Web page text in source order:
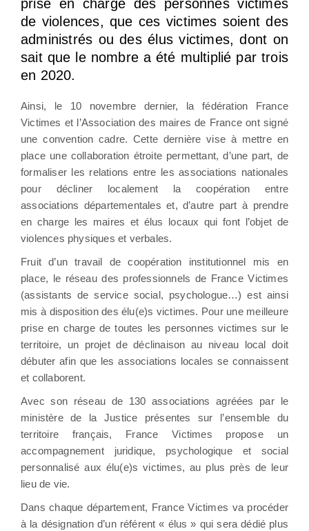
prise en charge des personnes victimes
de violences, que ces victimes soient des
administrés ou des élus victimes, dont on
sait que le nombre a été multiplié par trois
en 2020.
Ainsi, le 10 novembre dernier, la fédération France
Victimes et l’Association des maires de France ont signé
une convention cadre. Cette dernière vise à mettre en
place une collaboration étroite permettant, d’une part, de
formaliser les relations entre les associations nationales
pour décliner localement la coopération entre
associations départementales et, d’autre part à prendre
en charge les maires et élus locaux qui font l’objet de
violences physiques et verbales.
Fruit d’un travail de coopération institutionnel mis en
place, le réseau des professionnels de France Victimes
(assistants de service social, psychologue…) est ainsi
mis à disposition des élu(e)s victimes. Pour une meilleure
prise en charge de toutes les personnes victimes sur le
territoire, un projet de déclinaison au niveau local doit
débuter afin que les associations locales se connaissent
et collaborent.
Avec son réseau de 130 associations agréées par le
ministère de la Justice présentes sur l’ensemble du
territoire français, France Victimes propose un
accompagnement juridique, psychologique et social
personnalisé aux élu(e)s victimes, au plus près de leur
lieu de vie.
Dans chaque département, France Victimes va procéder
à la désignation d’un référent « élus » qui sera dédié plus